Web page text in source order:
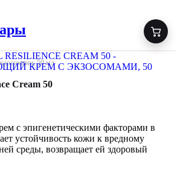
50 мл
Cream 50
с эпигенетическими факторами в
устойчивость кожи к вредному
среды, возвращает ей здоровый